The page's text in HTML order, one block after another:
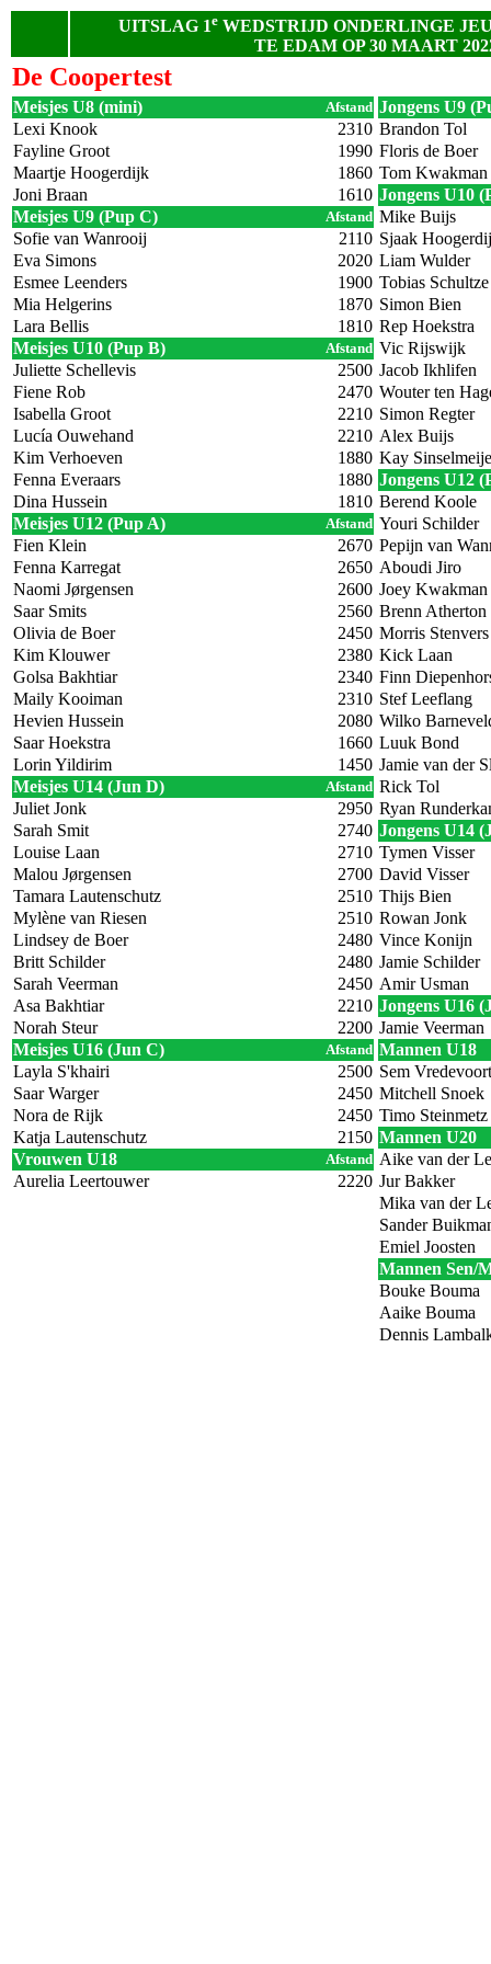
UITSLAG 1eWEDSTRIJD ONDERLINGE
TE EDAM OP 30 MAART
De Coopertest
Meisjes U8 (mini) Afstand
Lexi Knook
2310
Fayline Groot
1990
Maartje Hoogerdijk
1860
Joni Braan
1610
Meisjes U9 (Pup C)
Afstand
Sofie van Wanrooij
2110
Eva Simons
2020
Esmee Leenders
1900
Mia Helgerins
1870
Lara Bellis
1810
Meisjes U10 (Pup B)
Afstand
Juliette Schellevis
2500
Fiene Rob
2470
Isabella Groot
2210
Lucía Ouwehand
2210
Kim Verhoeven
1880
Fenna Everaars
1880
Dina Hussein
1810
Meisjes U12 (Pup A)
Afstand
Fien Klein
2670
Fenna Karregat
2650
Naomi Jørgensen
2600
Saar Smits
2560
Olivia de Boer
2450
Kim Klouwer
2380
Golsa Bakhtiar
2340
Maily Kooiman
2310
Hevien Hussein
2080
Saar Hoekstra
1660
Lorin Yildirim
1450
Meisjes U14 (Jun D)
Afstand
Juliet Jonk
2950
Sarah Smit
2740
Louise Laan
2710
Malou Jørgensen
2700
Tamara Lautenschutz
2510
Mylène van Riesen
2510
Lindsey de Boer
2480
Britt Schilder
2480
Sarah Veerman
2450
Asa Bakhtiar
2210
Norah Steur
2200
Meisjes U16 (Jun C)
Afstand
Layla S'khairi
2500
Saar Warger
2450
Nora de Rijk
2450
Katja Lautenschutz
2150
Vrouwen U18
Afstand
Aurelia Leertouwer 2220
Jongens U9
Brandon Tol
Floris de Boer
Tom Kwakman
Jongens U10
Mike Buijs
Sjaak
Liam Wulder
Tobias Schultze
Simon Bien
Rep Hoekstra
Vic Rijswijk
Jacob Ikhlifen
Wouter ten
Simon Regter
Alex Buijs
Kay
Jongens U12
Berend Koole
Youri Schilder
Pepijn van
Aboudi Jiro
Joey Kwakman
Brenn Atherton
Morris Stenvers
Kick Laan
Finn
Stef Leeflang
Wilko
Luuk Bond
Jamie van der
Rick Tol
Ryan
Jongens U14
Tymen Visser
David Visser
Thijs Bien
Rowan Jonk
Vince Konijn
Jamie Schilder
Amir Usman
Jongens U16
Jamie Veerman
Mannen U18
Sem Vredevoort
Mitchell Snoek
Timo Steinmetz
Mannen U20
Aike van der
Jur Bakker
Mika van der
Sander
Emiel Joosten
Mannen Sen/
Bouke Bouma
Aaike Bouma
Dennis